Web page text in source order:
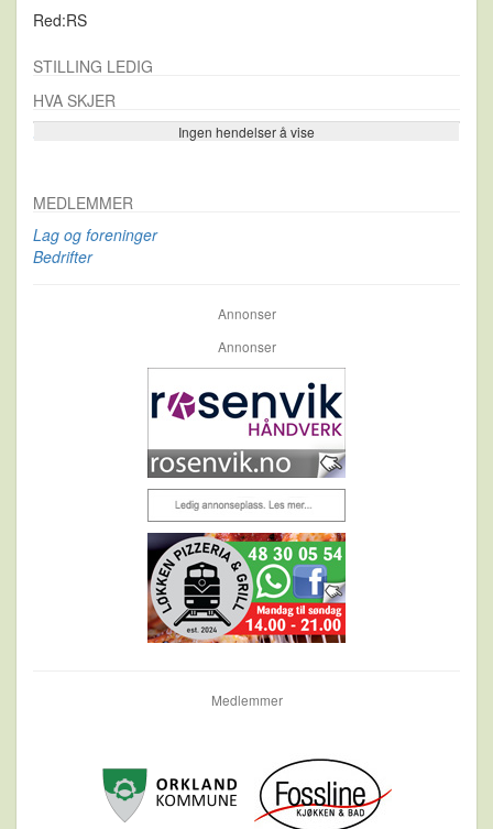
Red:RS
STILLING LEDIG
HVA SKJER
Ingen hendelser å vise
Se flere…
MEDLEMMER
Lag og foreninger
Bedrifter
Annonser
Annonser
Medlemmer